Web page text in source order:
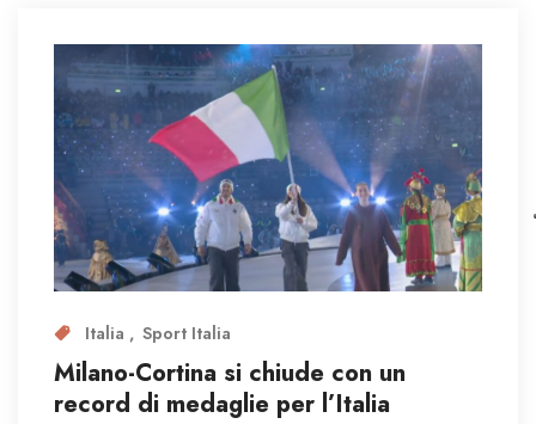
Italia Sport Italia
Milano-Cortina si chiude con un
record di medaglie per l’Italia